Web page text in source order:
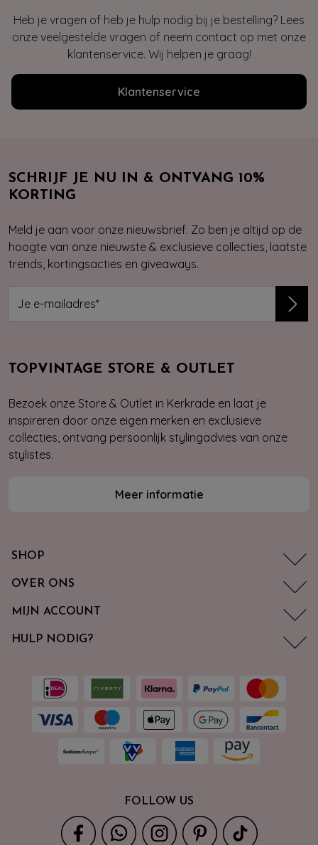
Heb je vragen of heb je hulp nodig bij je bestelling? Lees
onze veelgestelde vragen of neem contact op met onze
klantenservice. Wij helpen je graag!
Klantenservice
SCHRIJF JE NU IN & ONTVANG 10%
KORTING
Meld je aan voor onze nieuwsbrief. Zo ben je altijd op de
hoogte van onze nieuwste & exclusieve collecties, laatste
trends, kortingsacties en giveaways.
TOPVINTAGE STORE & OUTLET
Bezoek onze Store & Outlet in Kerkrade en laat je
inspireren door onze eigen merken en exclusieve
collecties, ontvang persoonlijk stylingadvies van onze
stylistes.
Meer informatie
SHOP
OVER ONS
MIJN ACCOUNT
HULP NODIG?
FOLLOW US